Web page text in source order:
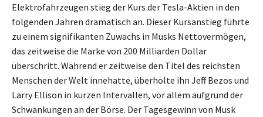
Elektrofahrzeugen stieg der Kurs der Tesla-Aktien in den
folgenden Jahren dramatisch an. Dieser Kursanstieg führte
zu einem signifikanten Zuwachs in Musks Nettovermögen,
das zeitweise die Marke von 200 Milliarden Dollar
überschritt. Während er zeitweise den Titel des reichsten
Menschen der Welt innehatte, überholte ihn Jeff Bezos und
Larry Ellison in kurzen Intervallen, vor allem aufgrund der
Schwankungen an der Börse. Der Tagesgewinn von Musk